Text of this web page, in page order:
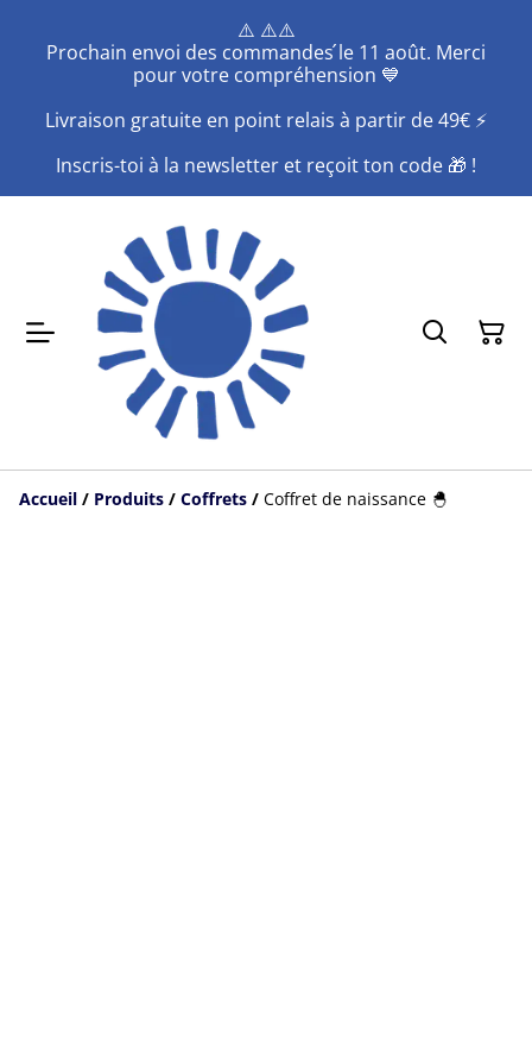
⚠️ ⚠️⚠️
Prochain envoi des commandes ́le 11 août. Merci
pour votre compréhension 💙
Livraison gratuite en point relais à partir de 49€ ⚡️
Inscris-toi à la newsletter et reçoit ton code 🎁 !
Accueil / Produits / Coffrets / Coffret de naissance 🐣